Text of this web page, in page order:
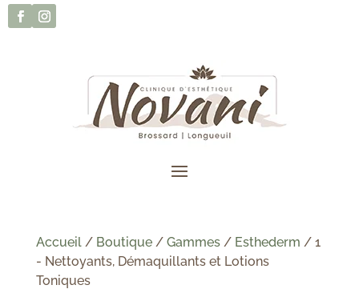
Accueil/ Boutique/ Gammes/ Esthederm / 1
- Nettoyants, Démaquillants et Lotions
Toniques